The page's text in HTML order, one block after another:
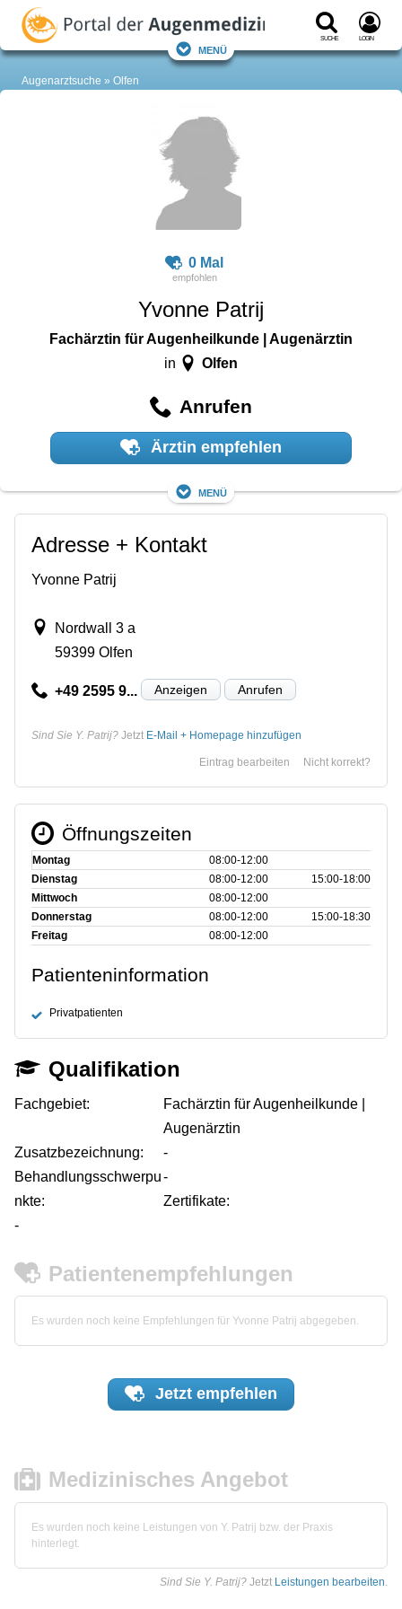
Suche Login
Menü
Augenarztsuche Olfen
0 Mal
Yvonne Patrij
Fachärztin für Augenheilkunde | Augenärztin
in Olfen
Anrufen
Ärztin empfehlen
Menü
Adresse + Kontakt
Yvonne Patrij
Nordwall 3 a
59399 Olfen
+49 2595 9... Anzeigen Anrufen
Sind Sie Y. Patrij? Jetzt E-Mail + Homepage hinzufügen
Nicht korrekt?
Eintrag bearbeiten
Öffnungszeiten
Montag
08:00‑12:00
Dienstag
08:00‑12:00
15:00‑18:00
Mittwoch
08:00‑12:00
Donnerstag
08:00‑12:00
15:00‑18:30
Freitag
08:00‑12:00
Patienteninformation
Privatpatienten
Qualifikation
Fachgebiet:
Fachärztin für Augenheilkunde |
Augenärztin
Zusatzbezeichnung:
-
Behandlungsschwerpu
nkte:
-
Zertifikate:
-
Patientenempfehlungen
Es wurden noch keine Empfehlungen für Yvonne Patrij abgegeben.
Jetzt empfehlen
Medizinisches Angebot
Es wurden noch keine Leistungen von Y. Patrij bzw. der Praxis
hinterlegt.
Sind Sie Y. Patrij? Jetzt Leistungen bearbeiten.